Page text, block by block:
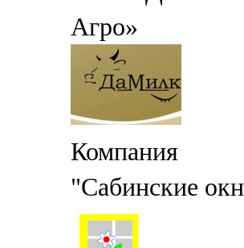
Агро»
Компания
"Сабинские